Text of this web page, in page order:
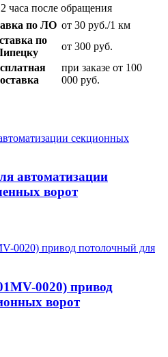
часа после обращения
по ЛО от 30 руб./1 км
по
от 300 руб.
при заказе от 100
000 руб.
автоматизации
ворот
0020) привод
ворот